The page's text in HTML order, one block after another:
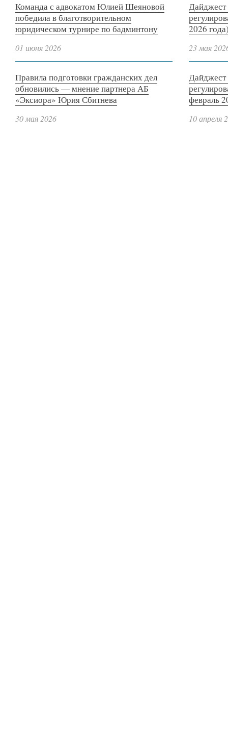
Команда с адвокатом Юлией Шеяновой
победила в благотворительном
юридическом турнире по бадминтону
01 июня 2026
Правила подготовки гражданских дел
обновились — мнение партнера АБ
«Эксиора» Юрия Сбитнева
30 мая 2026
Дайджест
2026
23 мая
Дайджест
февраль
10 апреля